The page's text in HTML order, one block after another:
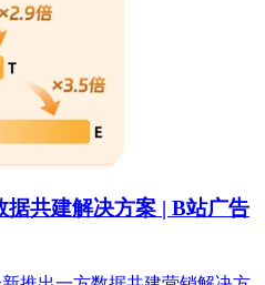
据共建解决方案 | B站广告